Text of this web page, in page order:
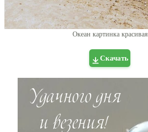
Океан картинка красивая
Скачать